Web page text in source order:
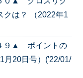
クは？ （2022年1
９▲ ポイントの
月20日号）('22/01/